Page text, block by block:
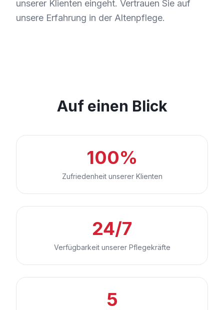
unserer Klienten eingeht. Vertrauen Sie auf
unsere Erfahrung in der Altenpflege.
Auf einen Blick
100%
Zufriedenheit unserer Klienten
24/7
Verfügbarkeit unserer Pflegekräfte
5